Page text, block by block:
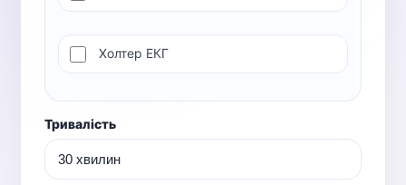
Холтер ЕКГ
Тривалість